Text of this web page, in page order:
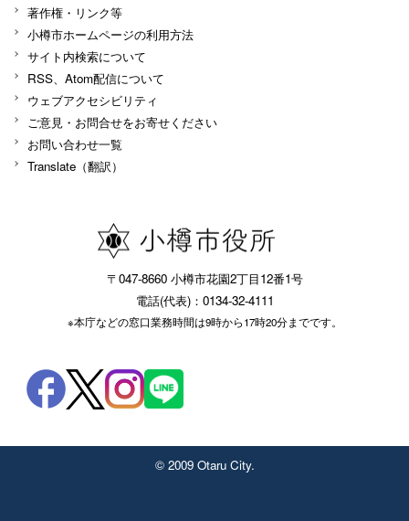
著作権・リンク等
小樽市ホームページの利用方法
サイト内検索について
RSS、Atom配信について
ウェブアクセシビリティ
ご意見・お問合せをお寄せください
お問い合わせ一覧
Translate（翻訳）
〒047-8660 小樽市花園2丁目12番1号
電話(代表)：0134-32-4111
※本庁などの窓口業務時間は9時から17時20分までです。
© 2009 Otaru City.